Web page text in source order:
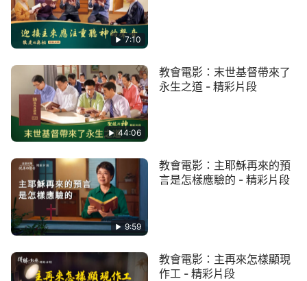
7:10
44:06
教會電影：末世基督帶來了
永生之道 - 精彩片段
9:59
教會電影：主耶穌再來的預
言是怎樣應驗的 - 精彩片段
教會電影：主再來怎樣顯現
作工 - 精彩片段